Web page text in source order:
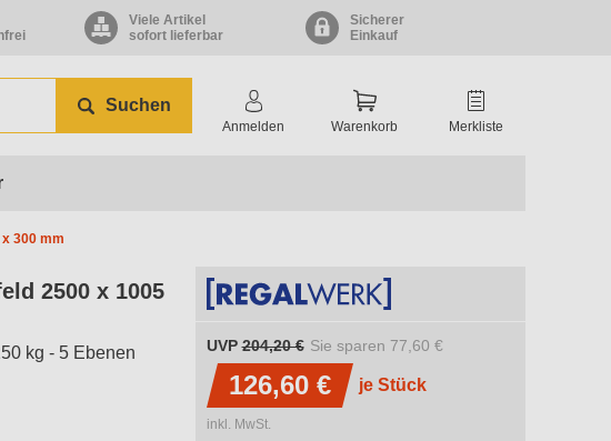
Viele Artikel
sofort lieferbar
Sicherer
Einkauf
Suchen
Anmelden Warenkorb Merkliste
300 mm
2500 x 1005
kg - 5 Ebenen UVP204,20 € Sie sparen 77,60 €
126,60 € je Stück
inkl. MwSt.